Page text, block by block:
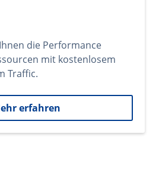
die Performance
mit kostenlosem
Traffic.
erfahren